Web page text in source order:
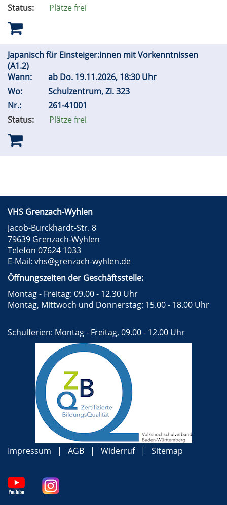
Status:
Plätze frei
Japanisch für Einsteiger:innen mit Vorkenntnissen
(A1.2)
Wann:
ab Do. 19.11.2026, 18:30 Uhr
Wo:
Schulzentrum, Zi. 323
Nr.:
261-41001
Status:
Plätze frei
VHS Grenzach-Wyhlen
Jacob-Burckhardt-Str. 8
79639 Grenzach-Wyhlen
Telefon 07624 1033
E-Mail: vhs@grenzach-wyhlen.de
Öffnungszeiten der Geschäftsstelle:
Montag - Freitag: 09.00 - 12.30 Uhr
Montag, Mittwoch und Donnerstag: 15.00 - 18.00 Uhr
Schulferien: Montag - Freitag, 09.00 - 12.00 Uhr
Impressum AGB Widerruf Sitemap